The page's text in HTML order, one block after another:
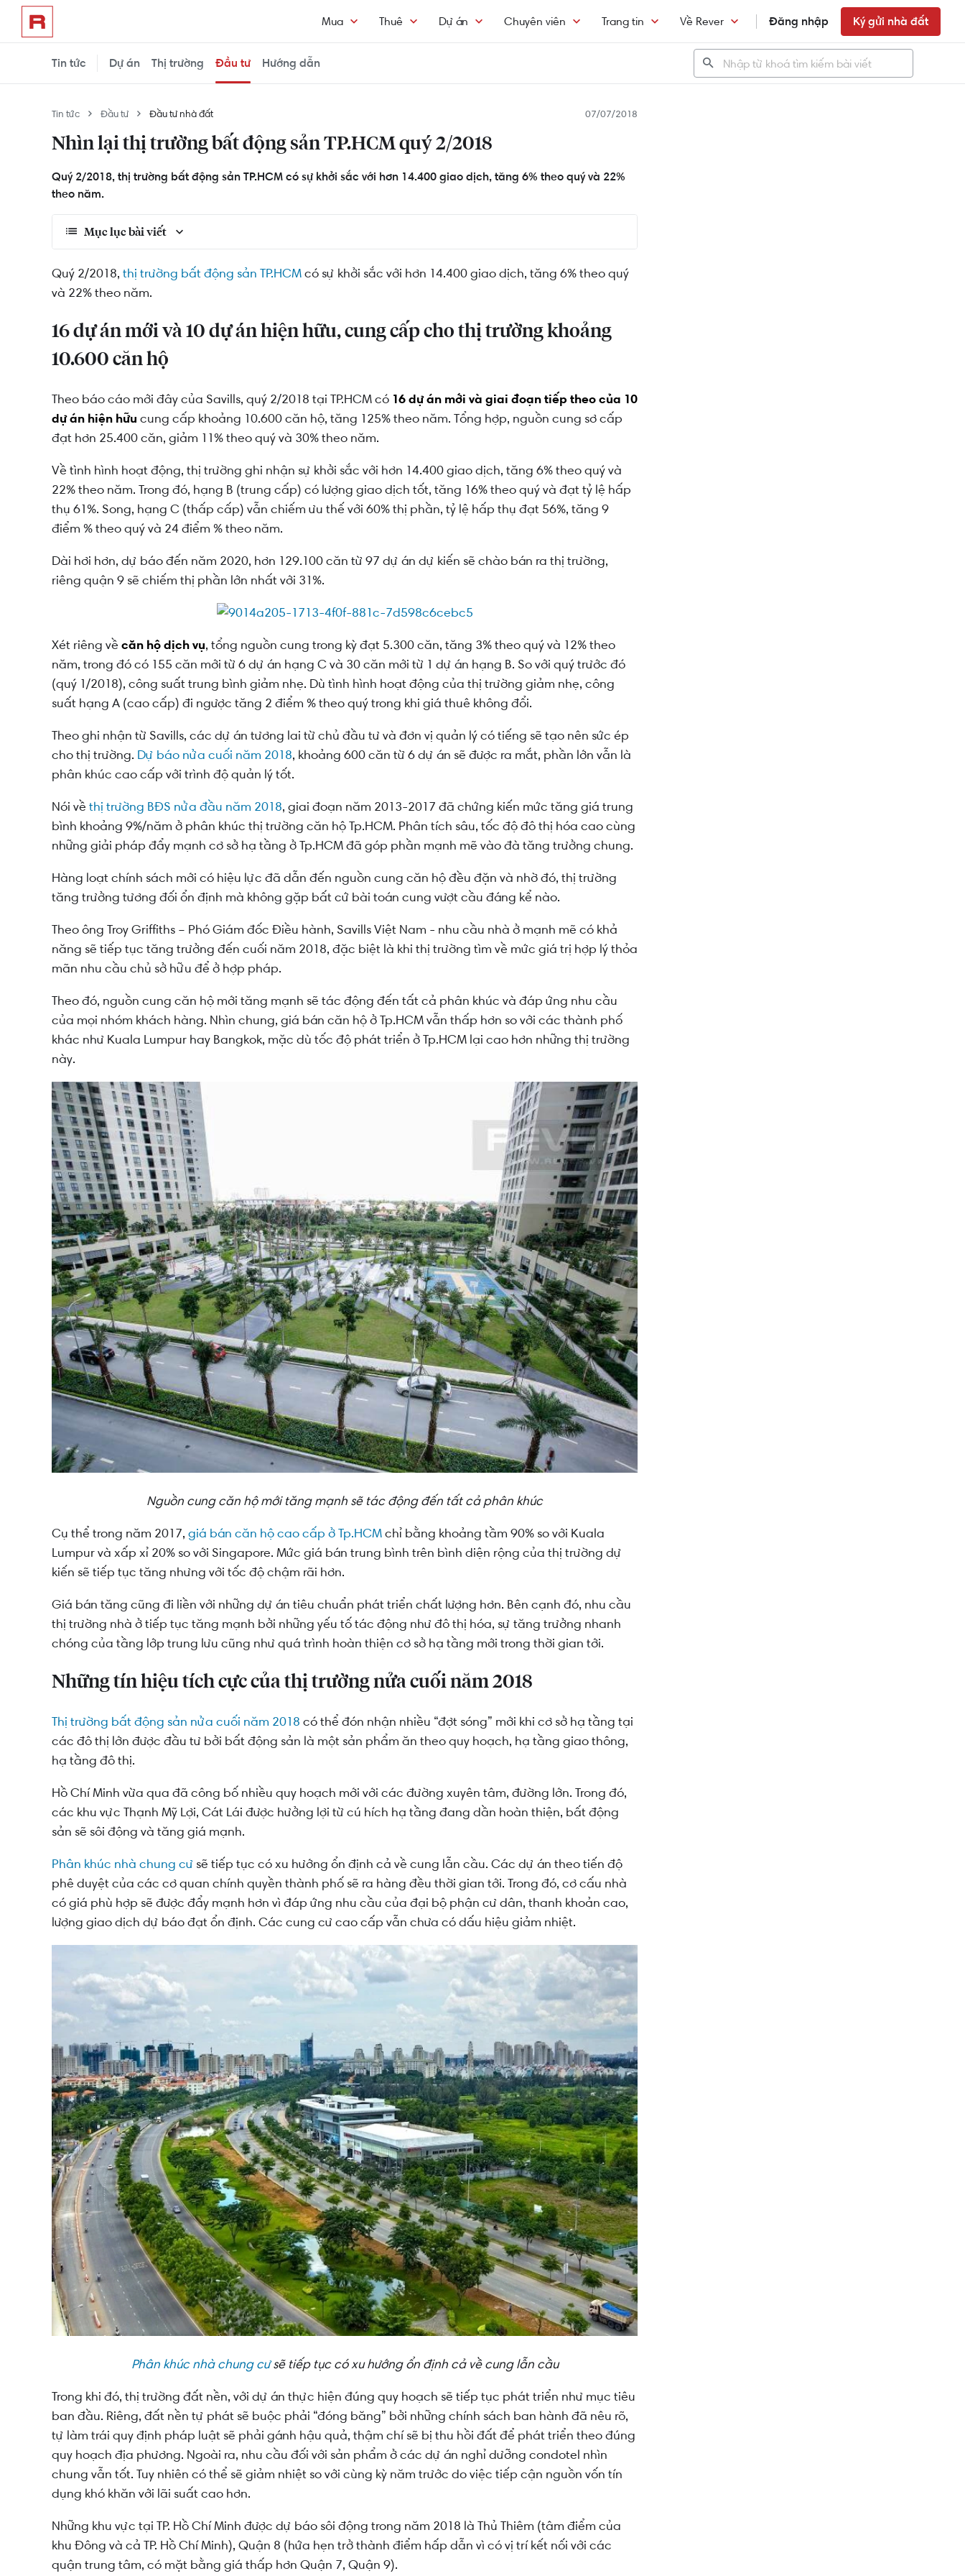
Mua Thuê Dự án Chuyên viên Trang tin Về Rever Đăng nhập Ký gửi nhà đất
Tin tức Dự án Thị trường Đầu tư Hướng dẫn
Tin tức Đầu tư Đầu tư nhà đất
Nhìn lại thị trường bất động sản TP.HCM quý 2/2018
07/07/2018
Quý 2/2018, thị trường bất động sản TP.HCM có sự khởi sắc với hơn 14.400 giao dịch, tăng 6% theo quý và 22%
theo năm.
Mục lục bài viết
16 dự án mới và 10 dự án hiện hữu, cung cấp cho thị trường khoảng 10.600 căn hộ
Những tín hiệu tích cực của thị trường nửa cuối năm 2018
Quý 2/2018, thị trường bất động sản TP.HCMcó sự khởi sắc với hơn 14.400 giao dịch, tăng 6% theo quý
và 22% theo năm.
16 dự án mới và 10 dự án hiện hữu, cung cấp cho thị trường khoảng
10.600 căn hộ
Theo báo cáo mới đây của Savills, quý 2/2018 tại TP.HCM có 16 dự án mới và giai đoạn tiếp theo của 10
dự án hiện hữu cung cấp khoảng 10.600 căn hộ, tăng 125% theo năm. Tổng hợp, nguồn cung sơ cấp
đạt hơn 25.400 căn, giảm 11% theo quý và 30% theo năm.
Về tình hình hoạt động, thị trường ghi nhận sự khởi sắc với hơn 14.400 giao dịch, tăng 6% theo quý và
22% theo năm. Trong đó, hạng B (trung cấp) có lượng giao dịch tốt, tăng 16% theo quý và đạt tỷ lệ hấp
thụ 61%. Song, hạng C (thấp cấp) vẫn chiếm ưu thế với 60% thị phần, tỷ lệ hấp thụ đạt 56%, tăng 9
điểm % theo quý và 24 điểm % theo năm.
Dài hơi hơn, dự báo đến năm 2020, hơn 129.100 căn từ 97 dự án dự kiến sẽ chào bán ra thị trường,
riêng quận 9 sẽ chiếm thị phần lớn nhất với 31%.
Xét riêng về căn hộ dịch vụ, tổng nguồn cung trong kỳ đạt 5.300 căn, tăng 3% theo quý và 12% theo
năm, trong đó có 155 căn mới từ 6 dự án hạng C và 30 căn mới từ 1 dự án hạng B. So với quý trước đó
(quý 1/2018), công suất trung bình giảm nhẹ. Dù tình hình hoạt động của thị trường giảm nhẹ, công
suất hạng A (cao cấp) đi ngược tăng 2 điểm % theo quý trong khi giá thuê không đổi.
Theo ghi nhận từ Savills, các dự án tương lai từ chủ đầu tư và đơn vị quản lý có tiếng sẽ tạo nên sức ép
cho thị trường. Dự báo nửa cuối năm 2018, khoảng 600 căn từ 6 dự án sẽ được ra mắt, phần lớn vẫn là
phân khúc cao cấp với trình độ quản lý tốt.
Nói về thị trường BĐS nửa đầu năm 2018, giai đoạn năm 2013-2017 đã chứng kiến mức tăng giá trung
bình khoảng 9%/năm ở phân khúc thị trường căn hộ Tp.HCM. Phân tích sâu, tốc độ đô thị hóa cao cùng
những giải pháp đẩy mạnh cơ sở hạ tầng ở Tp.HCM đã góp phần mạnh mẽ vào đà tăng trưởng chung.
Hàng loạt chính sách mới có hiệu lực đã dẫn đến nguồn cung căn hộ đều đặn và nhờ đó, thị trường
tăng trưởng tương đối ổn định mà không gặp bất cứ bài toán cung vượt cầu đáng kể nào.
Theo ông Troy Griffiths – Phó Giám đốc Điều hành, Savills Việt Nam - nhu cầu nhà ở mạnh mẽ có khả
năng sẽ tiếp tục tăng trưởng đến cuối năm 2018, đặc biệt là khi thị trường tìm về mức giá trị hợp lý thỏa
mãn nhu cầu chủ sở hữu để ở hợp pháp.
Theo đó, nguồn cung căn hộ mới tăng mạnh sẽ tác động đến tất cả phân khúc và đáp ứng nhu cầu
của mọi nhóm khách hàng. Nhìn chung, giá bán căn hộ ở Tp.HCM vẫn thấp hơn so với các thành phố
khác như Kuala Lumpur hay Bangkok, mặc dù tốc độ phát triển ở Tp.HCM lại cao hơn những thị trường
này.
Nguồn cung căn hộ mới tăng mạnh sẽ tác động đến tất cả phân khúc
Cụ thể trong năm 2017, giá bán căn hộ cao cấp ở Tp.HCMchỉ bằng khoảng tầm 90% so với Kuala
Lumpur và xấp xỉ 20% so với Singapore. Mức giá bán trung bình trên bình diện rộng của thị trường dự
kiến sẽ tiếp tục tăng nhưng với tốc độ chậm rãi hơn.
Giá bán tăng cũng đi liền với những dự án tiêu chuẩn phát triển chất lượng hơn. Bên cạnh đó, nhu cầu
thị trường nhà ở tiếp tục tăng mạnh bởi những yếu tố tác động như đô thị hóa, sự tăng trưởng nhanh
chóng của tầng lớp trung lưu cũng như quá trình hoàn thiện cơ sở hạ tầng mới trong thời gian tới.
Những tín hiệu tích cực của thị trường nửa cuối năm 2018
Thị trường bất động sản nửa cuối năm 2018 có thể đón nhận nhiều “đợt sóng” mới khi cơ sở hạ tầng tại
các đô thị lớn được đầu tư bởi bất động sản là một sản phẩm ăn theo quy hoạch, hạ tầng giao thông,
hạ tầng đô thị.
Hồ Chí Minh vừa qua đã công bố nhiều quy hoạch mới với các đường xuyên tâm, đường lớn. Trong đó,
các khu vực Thạnh Mỹ Lợi, Cát Lái được hưởng lợi từ cú hích hạ tầng đang dần hoàn thiện, bất động
sản sẽ sôi động và tăng giá mạnh.
Phân khúc nhà chung cư sẽ tiếp tục có xu hướng ổn định cả về cung lẫn cầu. Các dự án theo tiến độ
phê duyệt của các cơ quan chính quyền thành phố sẽ ra hàng đều thời gian tới. Trong đó, cơ cấu nhà
có giá phù hợp sẽ được đẩy mạnh hơn vì đáp ứng nhu cầu của đại bộ phận cư dân, thanh khoản cao,
lượng giao dịch dự báo đạt ổn định. Các cung cư cao cấp vẫn chưa có dấu hiệu giảm nhiệt.
Phân khúc nhà chung cưsẽ tiếp tục có xu hướng ổn định cả về cung lẫn cầu
Trong khi đó, thị trường đất nền, với dự án thực hiện đúng quy hoạch sẽ tiếp tục phát triển như mục tiêu
ban đầu. Riêng, đất nền tự phát sẽ buộc phải “đóng băng” bởi những chính sách ban hành đã nêu rõ,
tự làm trái quy định pháp luật sẽ phải gánh hậu quả, thậm chí sẽ bị thu hồi đất để phát triển theo đúng
quy hoạch địa phương. Ngoài ra, nhu cầu đối với sản phẩm ở các dự án nghỉ dưỡng condotel nhìn
chung vẫn tốt. Tuy nhiên có thể sẽ giảm nhiệt so với cùng kỳ năm trước do việc tiếp cận nguồn vốn tín
dụng khó khăn với lãi suất cao hơn.
Những khu vực tại TP. Hồ Chí Minh được dự báo sôi động trong năm 2018 là Thủ Thiêm (tâm điểm của
khu Đông và cả TP. Hồ Chí Minh), Quận 8 (hứa hẹn trở thành điểm hấp dẫn vì có vị trí kết nối với các
quận trung tâm, có mặt bằng giá thấp hơn Quận 7, Quận 9).